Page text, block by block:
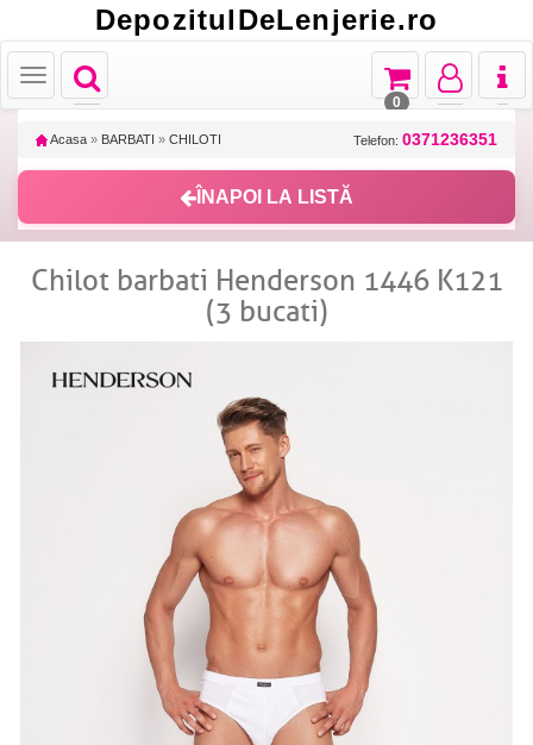
DepozitulDeLenjerie.ro
Toggle
navigation
Toggle
Toggle
navigation
Toggle
navigation
Toggle
navigation
0
Acasa » BARBATI » CHILOTI Telefon: 0371236351
ÎNAPOI LA LISTĂ
Chilot barbati Henderson 1446 K121
(3 bucati)